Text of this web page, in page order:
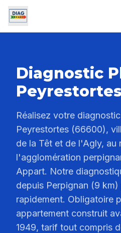
Diagnostic
Réalisez votre
Peyrestortes (66600),
de la Têt et de l'Agly, au
l'agglomération
Appart. Notre
depuis Perpignan (9
rapidement. Obligatoire
appartement construit
1949, tarif tout compris